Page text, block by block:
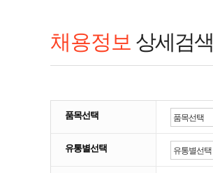
채용정보 상세검색
품목선택
유통별선택